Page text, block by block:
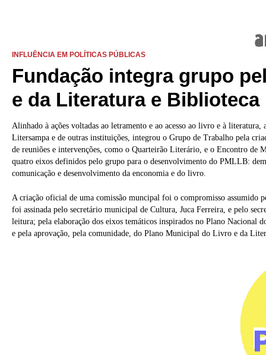
INFLUÊNCIA EM POLÍTICAS PÚBLICAS
Fundação integra grupo
e da Literatura e Biblioteca
Alinhado à ações voltadas ao letramento e ao acesso ao livro e à
Litersampa e de outras instituições, integrou o Grupo de Trabalho pela
de reuniões e intervenções, como o Quarteirão Literário, e o Encontro de
quatro eixos definidos pelo grupo para o desenvolvimento do PMLLB:
comunicação e desenvolvimento da enconomia e do livro.
A criação oficial de uma comissão muncipal foi o compromisso assumido
foi assinada pelo secretário municipal de Cultura, Juca Ferreira, e pelo
leitura; pela elaboração dos eixos temáticos inspirados no Plano Nacional
e pela aprovação, pela comunidade, do Plano Municipal do Livro e da